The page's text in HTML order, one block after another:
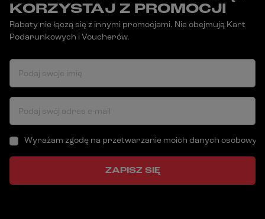
KORZYSTAJ Z PROMOCJI
Rabaty nie łączą się z innymi promocjami. Nie obejmują Kart
Podarunkowych i Voucherów.
Podaj swoje imię
Podaj swój adres e-mail
Wyrażam zgodę na przetwarzanie moich danych
ZAPISZ SIĘ